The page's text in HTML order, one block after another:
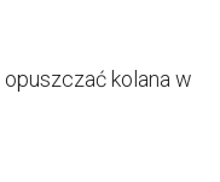
kolana w